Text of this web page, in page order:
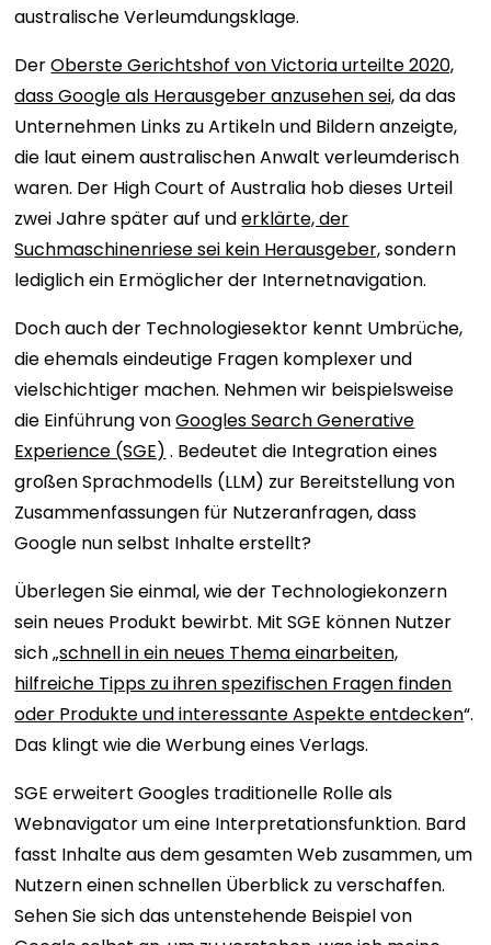
australische Verleumdungsklage.
DerOberste Gerichtshof von Victoria urteilte 2020,
dass Google als Herausgeber anzusehen sei,da das
Unternehmen Links zu Artikeln und Bildern anzeigte,
die laut einem australischen Anwalt verleumderisch
waren. Der High Court of Australia hob dieses Urteil
zwei Jahre später auf underklärte, der
Suchmaschinenriese sei kein Herausgeber,sondern
lediglich ein Ermöglicher der Internetnavigation.
Doch auch der Technologiesektor kennt Umbrüche,
die ehemals eindeutige Fragen komplexer und
vielschichtiger machen. Nehmen wir beispielsweise
die Einführung vonGoogles Search Generative
Experience (SGE) . Bedeutet die Integration eines
großen Sprachmodells (LLM) zur Bereitstellung von
Zusammenfassungen für Nutzeranfragen, dass
Google nun selbst Inhalte erstellt?
Überlegen Sie einmal, wie der Technologiekonzern
sein neues Produkt bewirbt. Mit SGE können Nutzer
sich „schnell in ein neues Thema einarbeiten,
hilfreiche Tipps zu ihren spezifischen Fragen finden
oder Produkte und interessante Aspekte entdecken“.
Das klingt wie die Werbung eines Verlags.
SGE erweitert Googles traditionelle Rolle als
Webnavigator um eine Interpretationsfunktion. Bard
fasst Inhalte aus dem gesamten Web zusammen, um
Nutzern einen schnellen Überblick zu verschaffen.
Sehen Sie sich das untenstehende Beispiel von